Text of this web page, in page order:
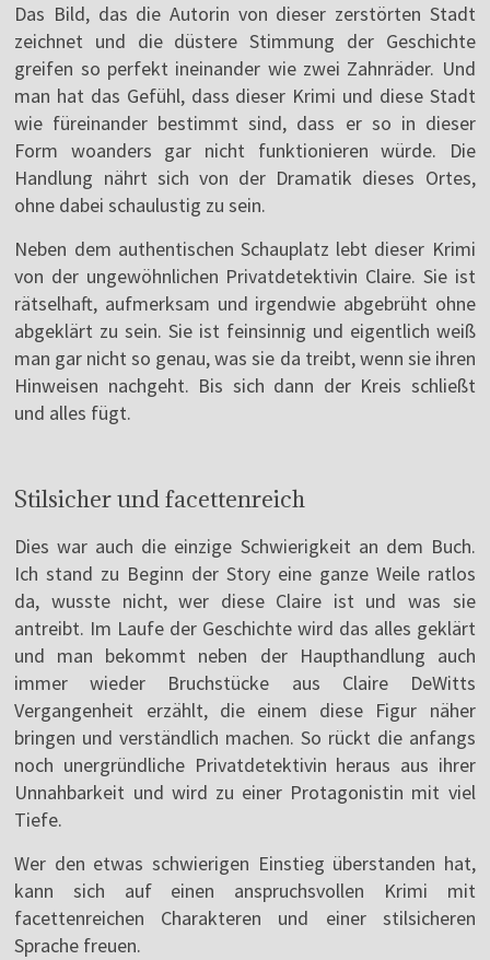
Das Bild, das die Autorin von dieser zerstörten Stadt
zeichnet und die düstere Stimmung der Geschichte
greifen so perfekt ineinander wie zwei Zahnräder. Und
man hat das Gefühl, dass dieser Krimi und diese Stadt
wie füreinander bestimmt sind, dass er so in dieser
Form woanders gar nicht funktionieren würde. Die
Handlung nährt sich von der Dramatik dieses Ortes,
ohne dabei schaulustig zu sein.
Neben dem authentischen Schauplatz lebt dieser Krimi
von der ungewöhnlichen Privatdetektivin Claire. Sie ist
rätselhaft, aufmerksam und irgendwie abgebrüht ohne
abgeklärt zu sein. Sie ist feinsinnig und eigentlich weiß
man gar nicht so genau, was sie da treibt, wenn sie ihren
Hinweisen nachgeht. Bis sich dann der Kreis schließt
und alles fügt.
Stilsicher und facettenreich
Dies war auch die einzige Schwierigkeit an dem Buch.
Ich stand zu Beginn der Story eine ganze Weile ratlos
da, wusste nicht, wer diese Claire ist und was sie
antreibt. Im Laufe der Geschichte wird das alles geklärt
und man bekommt neben der Haupthandlung auch
immer wieder Bruchstücke aus Claire DeWitts
Vergangenheit erzählt, die einem diese Figur näher
bringen und verständlich machen. So rückt die anfangs
noch unergründliche Privatdetektivin heraus aus ihrer
Unnahbarkeit und wird zu einer Protagonistin mit viel
Tiefe.
Wer den etwas schwierigen Einstieg überstanden hat,
kann sich auf einen anspruchsvollen Krimi mit
facettenreichen Charakteren und einer stilsicheren
Sprache freuen.